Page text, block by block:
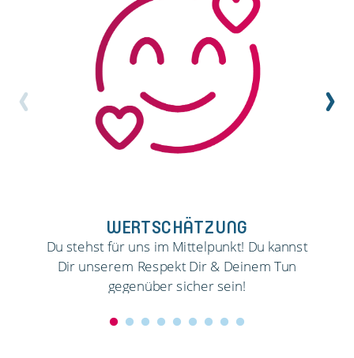
WERTSCHÄTZUNG
Du stehst für uns im Mittelpunkt! Du kannst
Dir unserem Respekt Dir & Deinem Tun
gegenüber sicher sein!